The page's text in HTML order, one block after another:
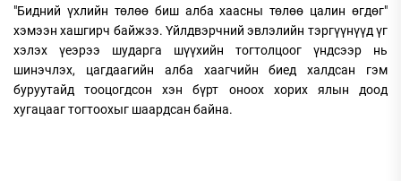
"Бидний үхлийн төлөө биш алба хаасны төлөө цалин өгдөг"
хэмээн хашгирч байжээ. Үйлдвэрчний эвлэлийн тэргүүнүүд үг
хэлэх үеэрээ шударга шүүхийн тогтолцоог үндсээр нь
шинэчлэх, цагдаагийн алба хаагчийн биед халдсан гэм
буруутайд тооцогдсон хэн бүрт оноох хорих ялын доод
хугацааг тогтоохыг шаардсан байна.